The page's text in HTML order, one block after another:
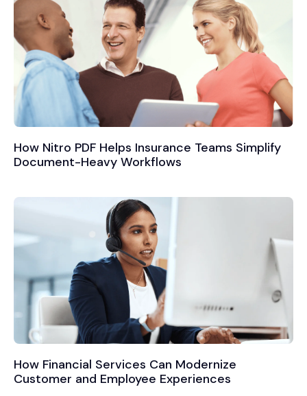
How Nitro PDF Helps Insurance Teams Simplify
Document-Heavy Workflows
How Financial Services Can Modernize
Customer and Employee Experiences